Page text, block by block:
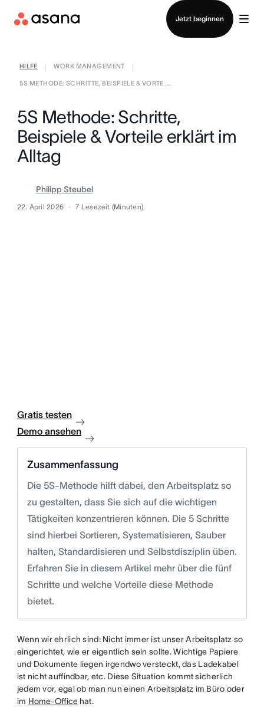
Jetzt beginnen
Vertrieb kontaktieren
HILFE WORK MANAGEMENT
5S METHODE: SCHRITTE, BEISPIELE & VORTE ...
5S Methode: Schritte,
Beispiele & Vorteile erklärt im
Alltag
Philipp Steubel
22. April 2026 7 Lesezeit (Minuten)
Gratis testen
Demo ansehen
Zusammenfassung
Die 5S-Methode hilft dabei, den Arbeitsplatz so
zu gestalten, dass Sie sich auf die wichtigen
Tätigkeiten konzentrieren können. Die 5 Schritte
sind hierbei Sortieren, Systematisieren, Sauber
halten, Standardisieren und Selbstdisziplin üben.
Erfahren Sie in diesem Artikel mehr über die fünf
Schritte und welche Vorteile diese Methode
bietet.
Wenn wir ehrlich sind: Nicht immer ist unser Arbeitsplatz so
eingerichtet, wie er eigentlich sein sollte. Wichtige Papiere
und Dokumente liegen irgendwo versteckt, das Ladekabel
ist nicht auffindbar, etc. Diese Situation kommt sicherlich
jedem vor, egal ob man nun einen Arbeitsplatz im Büro oder
im Home-Officehat.